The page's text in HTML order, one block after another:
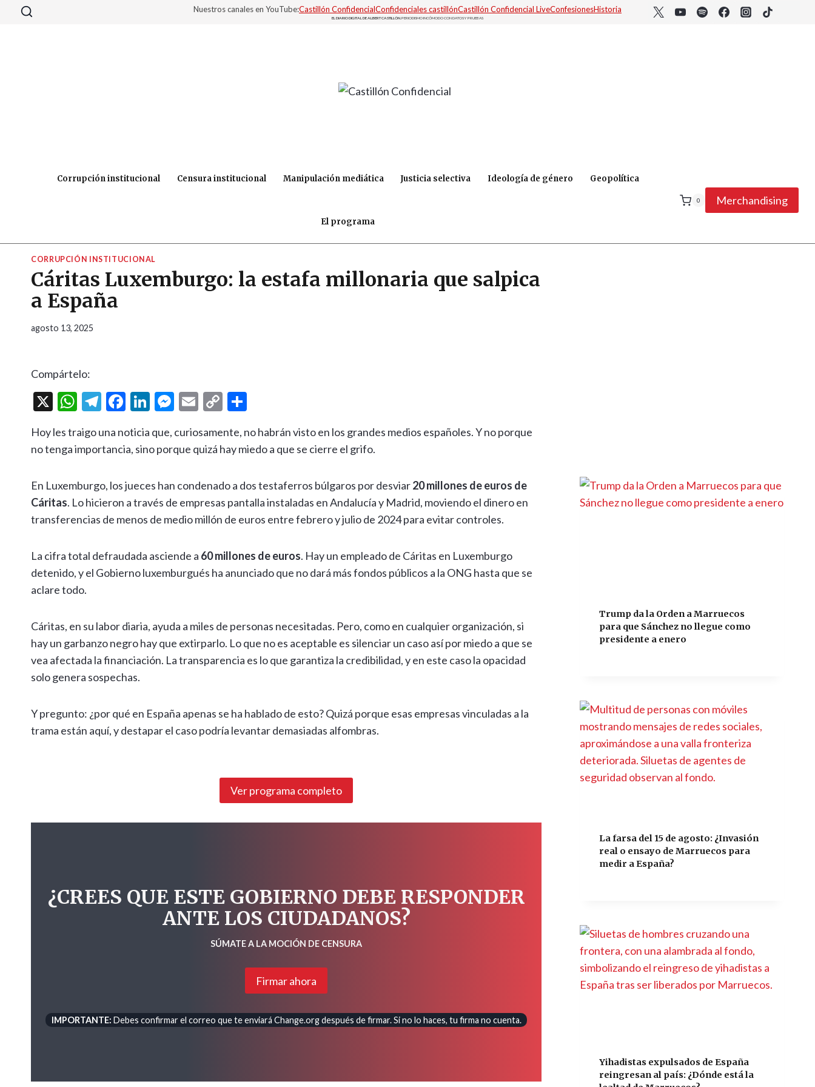
Saltar
Nuestros canales en YouTube:Castillón ConfidencialConfidenciales castillónCastillón Confidencial LiveConfesionesHistoria
EL DIARIO DIGITAL DE ALBERT CASTILLÓN. PERIODISMO INCÓMODO CON DATOS Y PRUEBAS
Corrupción institucional Censura institucional Manipulación mediática Justicia selectiva Ideología de género Geopolítica
El programa
0 Merchandising
CORRUPCIÓN INSTITUCIONAL
Cáritas Luxemburgo: la estafa millonaria que salpica
a España
agosto 13, 2025
Compártelo:
X
W
at
s
A
p
p
T
e
gr
a
m
F
e
b
o
o
k
Li
ke
dI
n
M
se
n
g
er
E
ai
l
C
p
y
Li
n
k
m
p
ar
ti
r
Hoy les traigo una noticia que, curiosamente, no habrán visto en los grandes medios españoles. Y no porque
no tenga importancia, sino porque quizá hay miedo a que se cierre el grifo.
En Luxemburgo, los jueces han condenado a dos testaferros búlgaros por desviar20 millones de euros de
Cáritas. Lo hicieron a través de empresas pantalla instaladas en Andalucía y Madrid, moviendo el dinero en
transferencias de menos de medio millón de euros entre febrero y julio de 2024 para evitar controles.
La cifra total defraudada asciende a 60 millones de euros. Hay un empleado de Cáritas en Luxemburgo
detenido, y el Gobierno luxemburgués ha anunciado que no dará más fondos públicos a la ONG hasta que se
aclare todo.
Cáritas, en su labor diaria, ayuda a miles de personas necesitadas. Pero, como en cualquier organización, si
hay un garbanzo negro hay que extirparlo. Lo que no es aceptable es silenciar un caso así por miedo a que se
vea afectada la financiación. La transparencia es lo que garantiza la credibilidad, y en este caso la opacidad
solo genera sospechas.
Y pregunto: ¿por qué en España apenas se ha hablado de esto? Quizá porque esas empresas vinculadas a la
trama están aquí, y destapar el caso podría levantar demasiadas alfombras.
Ver programa completo
¿CREES QUE ESTE GOBIERNO DEBE RESPONDER
ANTE LOS CIUDADANOS?
SÚMATE A LA MOCIÓN DE CENSURA
Firmar ahora
IMPORTANTE: Debes confirmar el correo que te enviará Change.org después de firmar. Si no lo haces, tu firma no cuenta.
Trump da la Orden a Marruecos
para que Sánchez no llegue como
presidente a enero
La farsa del 15 de agosto: ¿Invasión
real o ensayo de Marruecos para
medir a España?
Yihadistas expulsados de España
reingresan al país: ¿Dónde está la